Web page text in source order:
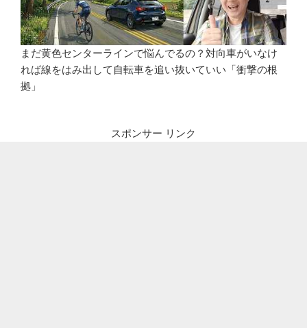
まだ黄色センターラインで悩んでるの？対向車がいなけ
れば線をはみ出して自転車を追い抜いていい「衝撃の根
拠」
スポンサー リンク